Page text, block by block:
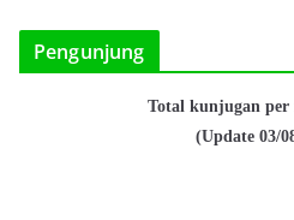
Pengunjung
Total kunjugan per
(Update 03/